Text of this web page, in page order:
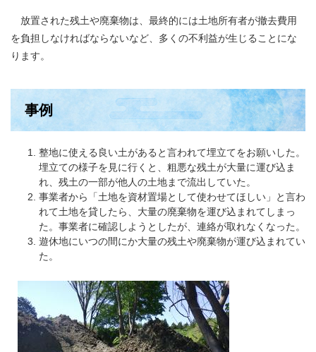
放置された残土や廃棄物は、最終的には土地所有者が撤去費用
を負担しなければならないなど、多くの不利益が生じることにな
ります。
事例
整地に使える良い土があると言われて埋立てをお願いした。
埋立ての様子を見に行くと、粗悪な残土が大量に運び込ま
れ、残土の一部が他人の土地まで流出していた。
事業者から「土地を資材置場として使わせてほしい」と言わ
れて土地を貸したら、大量の廃棄物を運び込まれてしまっ
た。事業者に確認しようとしたが、連絡が取れなくなった。
遊休地にいつの間にか大量の残土や廃棄物が運び込まれてい
た。